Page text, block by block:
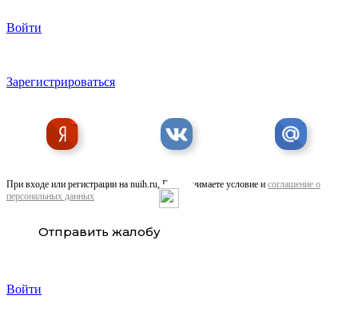
Войти
Зарегистрироваться
При входе или регистрации на nuih.ru, Вы принимаете условие и соглашение о
персональных данных
Отправить жалобу
Войти